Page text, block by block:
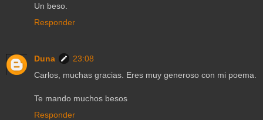
Un beso.
Responder
Duna
23:08
Carlos, muchas gracias. Eres muy generoso con mi poema.
Te mando muchos besos
Responder